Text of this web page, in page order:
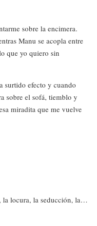
sobre la encimera.
Manu se acopla entre
que yo quiero sin
surtido efecto y cuando
sobre el sofá, tiemblo y
miradita que me vuelve
la locura, la seducción, la…